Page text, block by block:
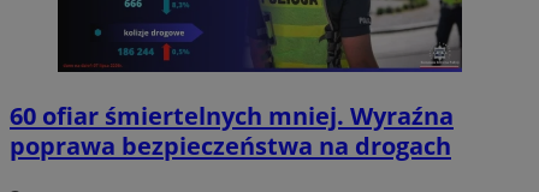
60 ofiar śmiertelnych mniej. Wyraźna
poprawa bezpieczeństwa na drogach